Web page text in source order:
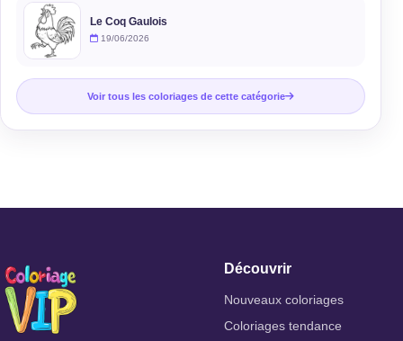
Le Coq Gaulois
19/06/2026
Voir tous les coloriages de cette catégorie
Découvrir
Nouveaux coloriages
Coloriages tendance